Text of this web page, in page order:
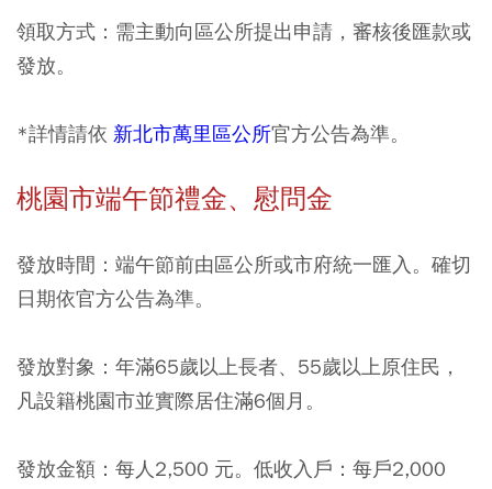
領取方式：需主動向區公所提出申請，審核後匯款或
發放。
*詳情請依 新北市萬里區公所官方公告為準。
桃園市端午節禮金、慰問金
發放時間：端午節前由區公所或市府統一匯入。確切
日期依官方公告為準。
發放對象：年滿65歲以上長者、55歲以上原住民，
凡設籍桃園市並實際居住滿6個月。
發放金額：每人2,500 元。低收入戶：每戶2,000